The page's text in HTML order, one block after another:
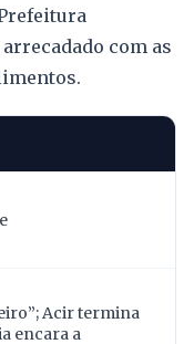
com as
Acir termina
encara a